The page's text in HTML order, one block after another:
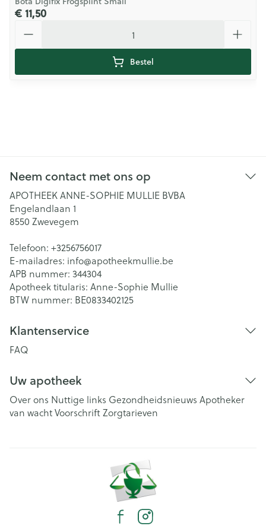
€ 11,50
Bestel
Neem contact met ons op
APOTHEEK ANNE-SOPHIE MULLIE BVBA
Engelandlaan 1
8550 Zwevegem
Telefoon: +3256756017
E-mailadres: info@apotheekmullie.be
APB nummer: 344304
Apotheek titularis: Anne-Sophie Mullie
BTW nummer: BE0833402125
Klantenservice
FAQ
Uw apotheek
Over ons Nuttige links Gezondheidsnieuws Apotheker
van wachtVoorschriftZorgtarieven